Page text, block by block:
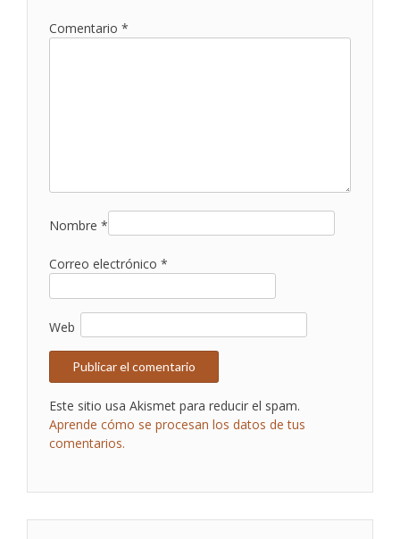
Comentario *
Nombre *
Correo electrónico *
Web
Este sitio usa Akismet para reducir el spam.
Aprende cómo se procesan los datos de tus
comentarios.